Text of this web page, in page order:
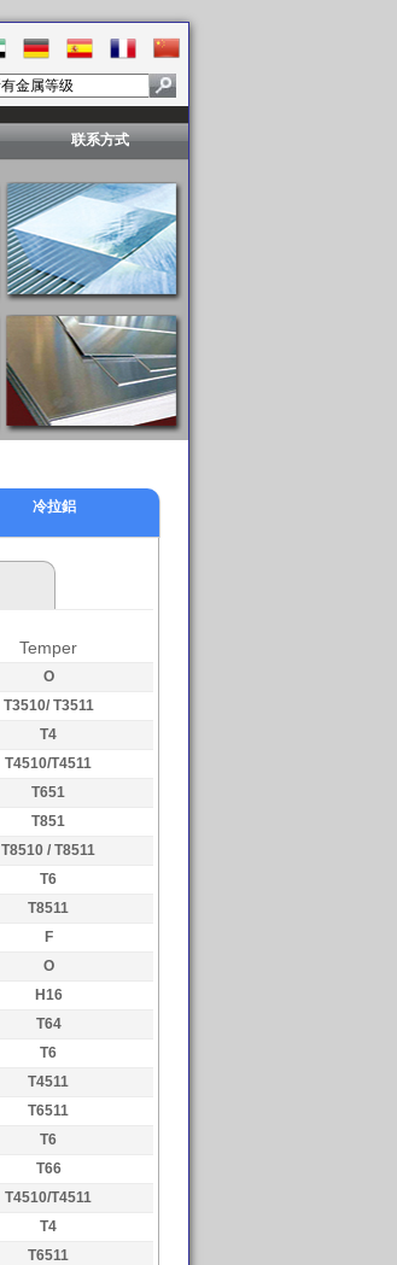
联系方式
冷拉鋁
Temper
O
T3510/ T3511
T4
T4510/T4511
T651
T851
T8510 / T8511
T6
T8511
F
O
H16
T64
T6
T4511
T6511
T6
T66
T4510/T4511
T4
T6511